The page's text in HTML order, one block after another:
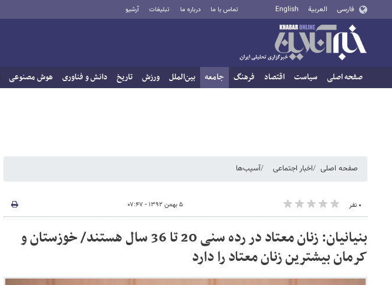
فارسی العربية English تماس با ما درباره ما تبلیغات آرشیو
صفحه اصلی سیاست اقتصاد فرهنگ جامعه بین‌الملل ورزش تاریخ دانش و فناوری هوش مصنوعی
صفحه اصلی اخبار اجتماعی آسیب‌ها
۰ نفر ۵ بهمن ۱۳۹۲ - ۰۷:۴۷
بنیانیان: زنان معتاد در رده سنی 20 تا 36 سال هستند/ خوزستان و
کرمان بیشترین زنان معتاد را دارد